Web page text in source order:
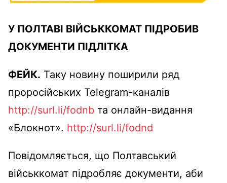
У ПОЛТАВІ ВІЙСЬККОМАТ ПІДРОБИВ
ДОКУМЕНТИ ПІДЛІТКА
ФЕЙК. Таку новину поширили ряд
проросійських Telegram-каналів
http://surl.li/fodnb та онлайн-видання
«Блокнот». http://surl.li/fodnd
Повідомляється, що Полтавський
військкомат підробляє документи, аби